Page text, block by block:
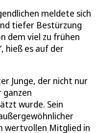
meldete sich
tiefer Bestürzung
dem viel zu frühen
hieß es auf der
Junge, der nicht nur
ganzen
wurde. Sein
wertvollen Mitglied in